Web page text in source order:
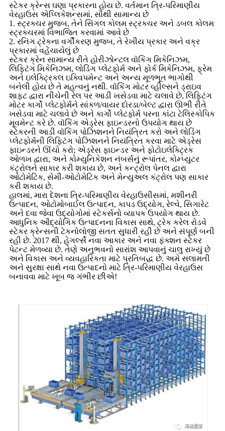
સ્ટેકર ક્રેન્સ ઘણા પ્રકારના હોય છે. વર્તમાન ત્રિ-પરિમાણીય
વેરહાઉસ એપ્લિકેશન્સમાં, સૌથી સામાન્ય છે
1. સ્ટ્રક્ચર મુજબ, તેને સિંગલ કોલમ સ્ટ્રક્ચર અને ડબલ કોલમ
સ્ટ્રક્ચરમાં વિભાજિત કરવામાં આવે છે
2. રનિંગ ટ્રેકના વર્ગીકરણ મુજબ, તે રેખીય પ્રકાર અને વક્ર
પ્રકારમાં વહેંચાયેલું છે
સ્ટેકર ક્રેન સામાન્ય રીતે હોરીઝોન્ટલ વૉકિંગ મિકેનિઝમ,
લિફ્ટિંગ મિકેનિઝમ, લોડિંગ પ્લેટફોર્મ અને ફોર્ક મિકેનિઝમ, ફ્રેમ
અને ઇલેક્ટ્રિકલ ઇક્વિપમેન્ટ અને અન્ય મૂળભૂત ભાગોથી
બનેલી હોય છે તે મહત્વનું નથી. વૉકિંગ મોટર વ્હીલ્સને ડ્રાઇવ
શાફ્ટ દ્વારા નીચેની રેલ પર આડી ખસેડવા માટે ચલાવે છે, લિફ્ટિંગ
મોટર કાર્ગો પ્લેટફોર્મને સાંકળ/વાયર દોરડા/બેલ્ટ દ્વારા ઊભી રીતે
ખસેડવા માટે ચલાવે છે અને કાર્ગો પ્લેટફોર્મ પરના કાંટા ટેલિસ્કોપિક
મૂવમેન્ટ કરે છે. વૉકિંગ એડ્રેસ ફાઇન્ડરનો ઉપયોગ થાય છે
સ્ટેકરની આડી વૉકિંગ પોઝિશનને નિયંત્રિત કરો અને લોડિંગ
પ્લેટફોર્મની લિફ્ટિંગ પોઝિશનને નિયંત્રિત કરવા માટે એડ્રેસ
ફાઇન્ડરને ઊંચો કરો; એડ્રેસ ફાઇન્ડર અને ફોટોઇલેક્ટ્રિક
ઓળખ દ્વારા, અને કોમ્યુનિકેશન નંબર્સનું રૂપાંતર, કોમ્પ્યુટર
કંટ્રોલને સાકાર કરી શકાય છે, અને કન્ટ્રોલ પેનલ દ્વારા
ઓટોમેટિક, સેમી-ઓટોમેટિક અને મેન્યુઅલ કંટ્રોલ પણ સાકાર
કરી શકાય છે.
હાલમાં, મારા દેશના ત્રિ-પરિમાણીય વેરહાઉસીસમાં, મશીનરી
ઉત્પાદન, ઓટોમોબાઈલ ઉત્પાદન, કાપડ ઉદ્યોગ, રેલ્વે, સિગારેટ
અને દવા જેવા ઉદ્યોગોમાં સ્ટેકર્સનો વ્યાપક ઉપયોગ થાય છે.
આધુનિક ઔદ્યોગિક ઉત્પાદનના વિકાસ સાથે, ટ્રેક કરેલ રોડવે
સ્ટેકર ક્રેન્સની ટેકનોલોજી સતત સુધારી રહી છે અને સંપૂર્ણ બની
રહી છે. 2017 થી, હેગર્લ્સે નવા આકાર અને નવા ફંક્શન સ્ટેકર
પેટન્ટ મેળવ્યા છે. તેણે અનુભવનો સારાંશ આપવાનું ચાલુ રાખ્યું છે
અને વિકાસ અને વ્યવહારિકતા માટે પ્રતિબદ્ધ છે. અમે સલામતી
અને સુરક્ષા સાથે નવા ઉત્પાદનો માટે ત્રિ-પરિમાણીય વેરહાઉસ
બનાવવા માટે ખૂબ જ ગંભીર છીએ!